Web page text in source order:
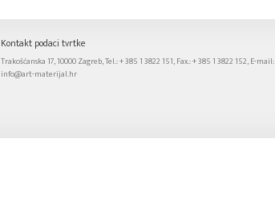
Kontakt podaci tvrtke
Trakošćanska 17, 10000 Zagreb, Tel.: + 385 1 3822 151, Fax.: + 385 1 3822 152, E-mail:
info@art-materijal.hr